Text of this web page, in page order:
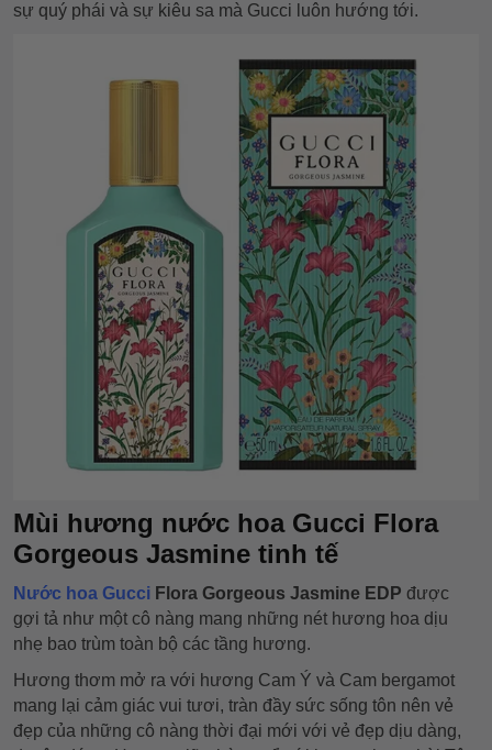
sự quý phái và sự kiêu sa mà Gucci luôn hướng tới.
Mùi hương nước hoa Gucci Flora
Gorgeous Jasmine tinh tế
Nước hoa Gucci Flora Gorgeous Jasmine EDP được
gợi tả như một cô nàng mang những nét hương hoa dịu
nhẹ bao trùm toàn bộ các tầng hương.
Hương thơm mở ra với hương Cam Ý và Cam bergamot
mang lại cảm giác vui tươi, tràn đầy sức sống tôn nên vẻ
đẹp của những cô nàng thời đại mới với vẻ đẹp dịu dàng,